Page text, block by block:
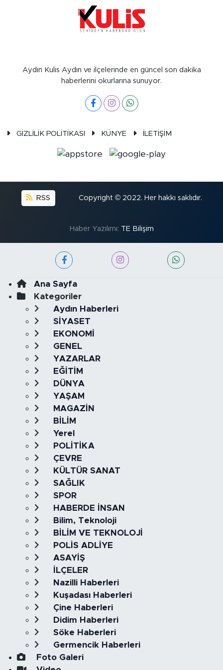
Aydın Kulis Aydın ve ilçelerinde en güncel son dakika
haberlerini okurlarına sunuyor.
GİZLİLİK POLİTİKASI KÜNYE İLETİŞİM
RSS Copyright © 2022. Her hakkı saklıdır.
Haber Yazılımı: TE Bilişim
Ana Sayfa
Kategoriler
Aydın Haberleri
SİYASET
EKONOMİ
GENEL
YAZARLAR
EĞİTİM
DÜNYA
YAŞAM
MAGAZİN
BİLİM
Yerel
POLİTİKA
ÇEVRE
KÜLTÜR SANAT
SAĞLIK
SPOR
HABERDE İNSAN
Bilim, Teknoloji
BİLİM VE TEKNOLOJİ
POLİS ADLİYE
ASAYİŞ
İLÇELER
Nazilli Haberleri
Kuşadası Haberleri
Çine Haberleri
Didim Haberleri
Söke Haberleri
Germencik Haberleri
Foto Galeri